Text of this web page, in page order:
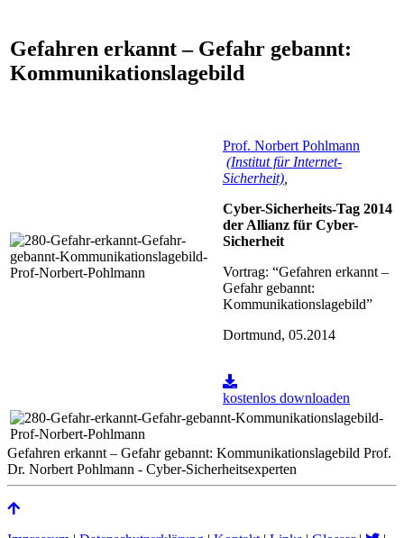
Gefahren erkannt – Gefahr gebannt:
Kommunikationslagebild
Prof. Norbert Pohlmann
(Institut für Internet-
Sicherheit),
Cyber-Sicherheits-Tag 2014
der Allianz für Cyber-
Sicherheit
Vortrag: “Gefahren erkannt –
Gefahr gebannt:
Kommunikationslagebild”
Dortmund, 05.2014
kostenlos downloaden
Gefahren erkannt – Gefahr gebannt: Kommunikationslagebild Prof.
Dr. Norbert Pohlmann - Cyber-Sicherheitsexperten